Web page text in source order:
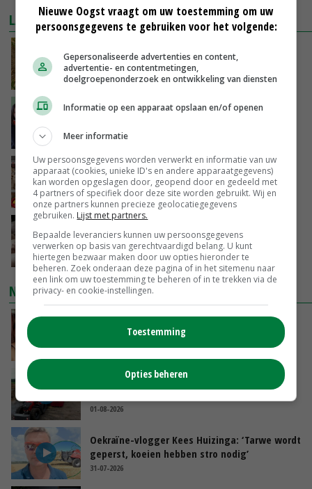
LAATSTE NIEUWS
Droogte raakt alle sectoren, LTO waarschuwt
voor lege schappen
VANDAAG, 11:05
‘Het is letterlijk en figuurlijk een hete zomer’
VANDAAG, 11:00
Argentinië hervat export van pluimveevlees
naar EU
VANDAAG, 10:39
nieuw perspectief
VANDAAG, 10:02
NIEUWSTE VIDEO'S
Danique in Canada: ‘Superveel schik gehad
tijdens stage’
04-08-2026
POAH!: Fendt 1042
01-08-2026
Oekraïne-vlogger Kees Huizinga: ‘Tarwe wordt
geperst, koeien hebben stro nodig’
31-07-2026
Nieuwe Oogst vraagt om uw toestemming om uw
persoonsgegevens te gebruiken voor het volgende:
Gepersonaliseerde advertenties en content,
advertentie- en contentmetingen,
doelgroepenonderzoek en ontwikkeling van diensten
Informatie op een apparaat opslaan en/of openen
Meer informatie
Uw persoonsgegevens worden verwerkt en informatie van uw
apparaat (cookies, unieke ID's en andere apparaatgegevens)
kan worden opgeslagen door, geopend door en gedeeld met
4 partners of specifiek door deze site worden gebruikt. Wij en
onze partners kunnen precieze geolocatiegegevens
gebruiken. Lijst met partners.
Bepaalde leveranciers kunnen uw persoonsgegevens
verwerken op basis van gerechtvaardigd belang. U kunt
hiertegen bezwaar maken door uw opties hieronder te
beheren. Zoek onderaan deze pagina of in het sitemenu naar
een link om uw toestemming te beheren of in te trekken via de
privacy- en cookie-instellingen.
Toestemming
Opties beheren